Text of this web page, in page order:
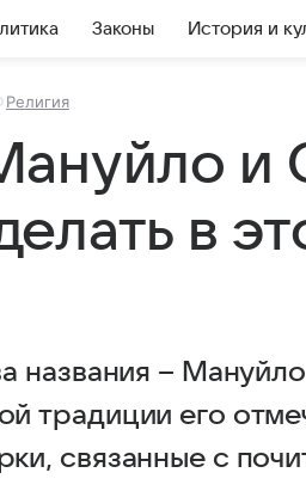
Законы История и
Религия
и
в
названия –
традиции его
связанные с